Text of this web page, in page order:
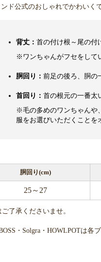
ド公式のおしゃれでかわいく
背丈： 首の付け根～尾の付
※ワンちゃんがフセをして
胴回り： 前足の後ろ、胴の
首回り： 首の根元の一番太
※毛の多めのワンちゃんや
服をお選びいただくことを
胴回り(cm)
25～27
了承くださいませ。
・Solgra・HOWLPOTは